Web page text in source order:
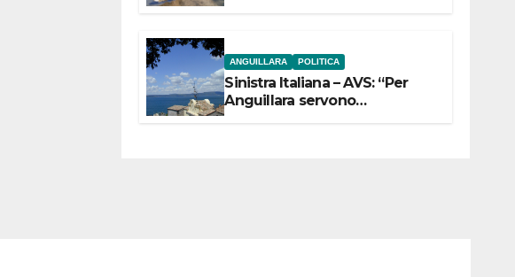
ANGUILLARA POLITICA
Sinistra Italiana – AVS: “Per
Anguillara servono